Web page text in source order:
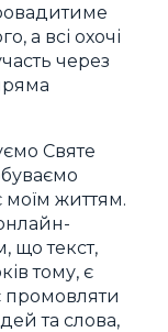
а всі охочі
через
Святе
моїм життям.
що текст,
тому, є
та слова,